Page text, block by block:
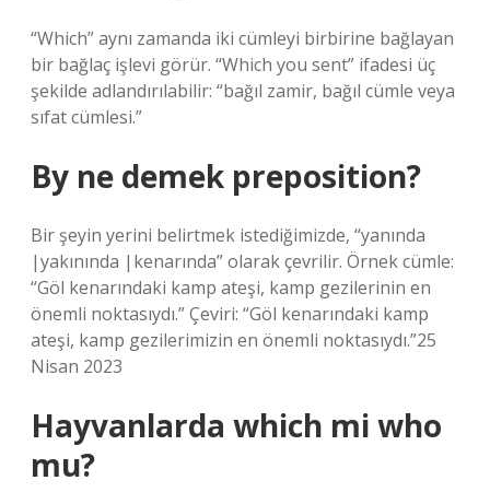
“Which” aynı zamanda iki cümleyi birbirine bağlayan
bir bağlaç işlevi görür. “Which you sent” ifadesi üç
şekilde adlandırılabilir: “bağıl zamir, bağıl cümle veya
sıfat cümlesi.”
By ne demek preposition?
Bir şeyin yerini belirtmek istediğimizde, “yanında
|yakınında |kenarında” olarak çevrilir. Örnek cümle:
“Göl kenarındaki kamp ateşi, kamp gezilerinin en
önemli noktasıydı.” Çeviri: “Göl kenarındaki kamp
ateşi, kamp gezilerimizin en önemli noktasıydı.”25
Nisan 2023
Hayvanlarda which mi who
mu?